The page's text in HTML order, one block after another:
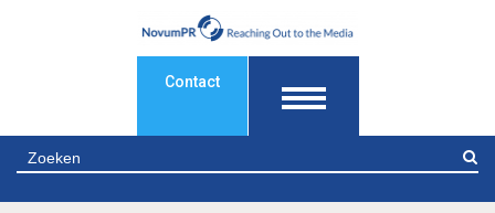
Contact